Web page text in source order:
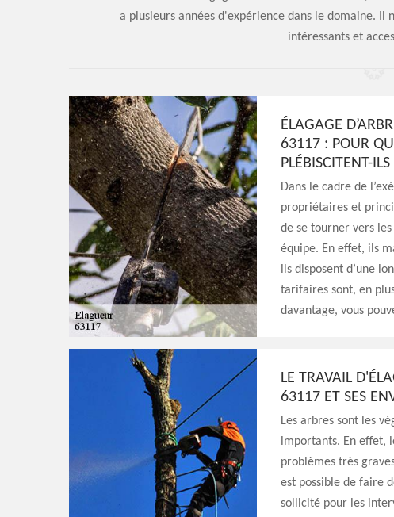
a plusieurs années d'expérience dans le domaine.
intéressants et
ÉLAGAGE
63117 : POUR
PLÉBISCITENT-
Dans le cadre de
propriétaires et
de se tourner vers
équipe. En effet, ils
ils disposent d’une
tarifaires sont, en
davantage, vous
LE TRAVAIL
63117 ET SES
Les arbres sont les
importants. En effet,
problèmes très
est possible de faire
sollicité pour les